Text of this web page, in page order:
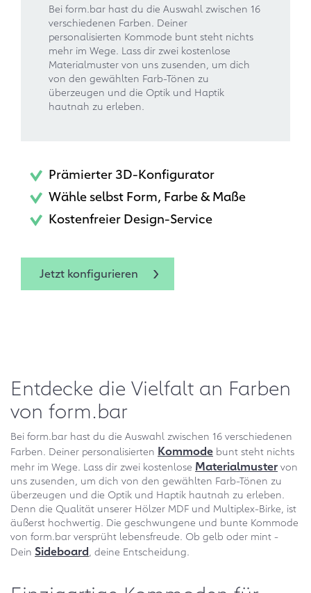
Bei form.bar hast du die Auswahl zwischen 16
verschiedenen Farben. Deiner
personalisierten Kommode bunt steht nichts
mehr im Wege. Lass dir zwei kostenlose
Materialmuster von uns zusenden, um dich
von den gewählten Farb-Tönen zu
überzeugen und die Optik und Haptik
hautnah zu erleben.
Prämierter 3D-Konfigurator
Wähle selbst Form, Farbe & Maße
Kostenfreier Design-Service
Jetzt konfigurieren
Entdecke die Vielfalt an Farben
von form.bar
Bei form.bar hast du die Auswahl zwischen 16 verschiedenen
Farben. Deiner personalisierten Kommode bunt steht nichts
mehr im Wege. Lass dir zwei kostenlose Materialmuster von
uns zusenden, um dich von den gewählten Farb-Tönen zu
überzeugen und die Optik und Haptik hautnah zu erleben.
Denn die Qualität unserer Hölzer MDF und Multiplex-Birke, ist
äußerst hochwertig. Die geschwungene und bunte Kommode
von form.bar versprüht lebensfreude. Ob gelb oder mint -
Dein Sideboard , deine Entscheidung.